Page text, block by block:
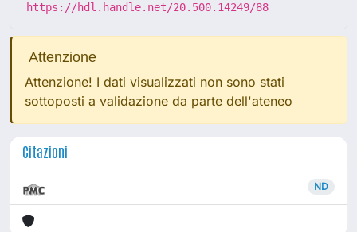
https://hdl.handle.net/20.500.14249/88
Attenzione
Attenzione! I dati visualizzati non sono stati
sottoposti a validazione da parte dell'ateneo
Citazioni
ND